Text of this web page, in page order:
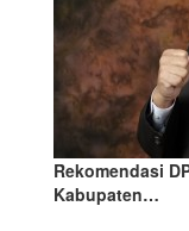
Rekomendasi
Kabupaten…